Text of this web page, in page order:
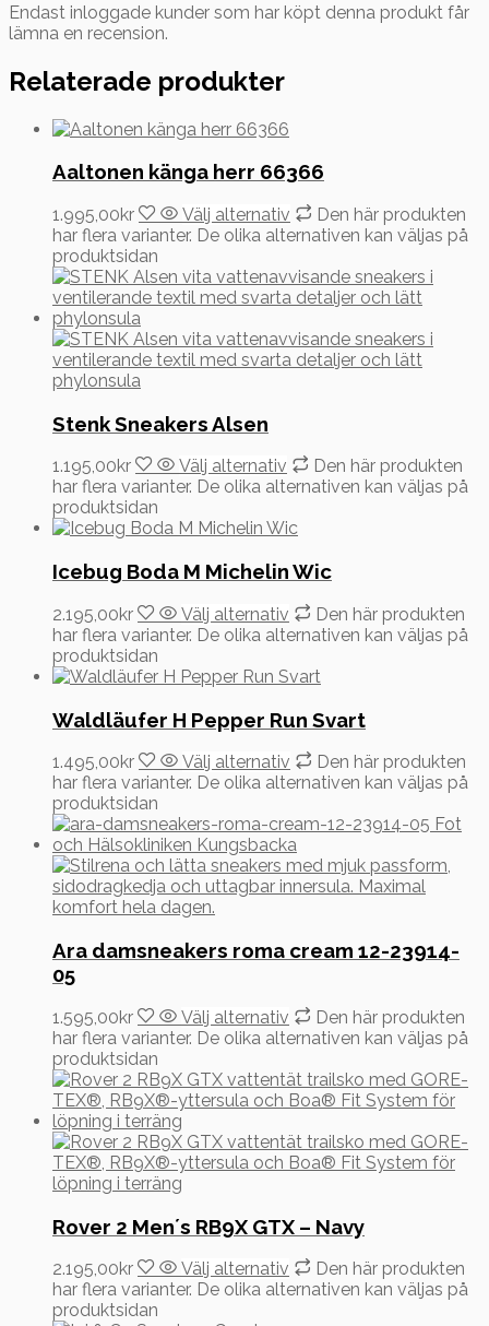
Endast inloggade kunder som har köpt denna produkt får
lämna en recension.
Relaterade produkter
Aaltonen känga herr 66366
1.995,00kr Välj alternativ
Den här produkten
har flera varianter. De olika alternativen kan väljas på
produktsidan
Stenk Sneakers Alsen
1.195,00kr Välj alternativ
Den här produkten
har flera varianter. De olika alternativen kan väljas på
produktsidan
Icebug Boda M Michelin Wic
2.195,00kr Välj alternativ
Den här produkten
har flera varianter. De olika alternativen kan väljas på
produktsidan
Waldläufer H Pepper Run Svart
1.495,00kr Välj alternativ
Den här produkten
har flera varianter. De olika alternativen kan väljas på
produktsidan
Ara damsneakers roma cream 12-23914-
05
1.595,00kr Välj alternativ
Den här produkten
har flera varianter. De olika alternativen kan väljas på
produktsidan
Rover 2 Men´s RB9X GTX – Navy
2.195,00kr Välj alternativ
Den här produkten
har flera varianter. De olika alternativen kan väljas på
produktsidan